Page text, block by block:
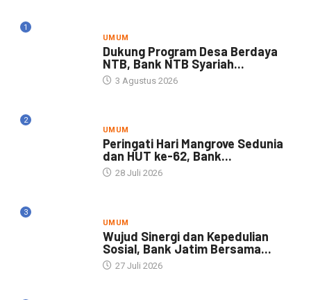
1
UMUM
Dukung Program Desa Berdaya
NTB, Bank NTB Syariah...
3 Agustus 2026
2
UMUM
Peringati Hari Mangrove Sedunia
dan HUT ke-62, Bank...
28 Juli 2026
3
UMUM
Wujud Sinergi dan Kepedulian
Sosial, Bank Jatim Bersama...
27 Juli 2026